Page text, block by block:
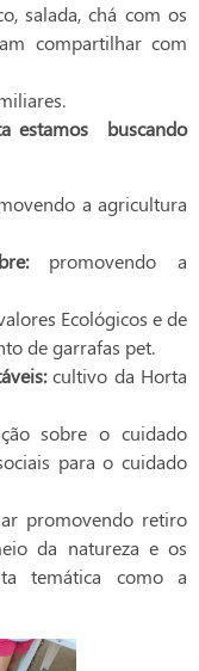
salada, chá com os
compartilhar com
estamos buscando
a agricultura
promovendo a
Ecológicos e de
de garrafas pet.
cultivo da Horta
sobre o cuidado
para o cuidado
promovendo retiro
da natureza e os
temática como a